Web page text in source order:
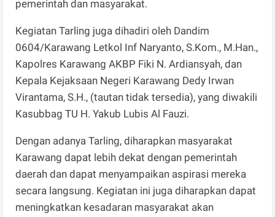
pemerintah dan masyarakat.
Kegiatan Tarling juga dihadiri oleh Dandim
0604/Karawang Letkol Inf Naryanto, S.Kom., M.Han.,
Kapolres Karawang AKBP Fiki N. Ardiansyah, dan
Kepala Kejaksaan Negeri Karawang Dedy Irwan
Virantama, S.H., (tautan tidak tersedia), yang diwakili
Kasubbag TU H. Yakub Lubis Al Fauzi.
Dengan adanya Tarling, diharapkan masyarakat
Karawang dapat lebih dekat dengan pemerintah
daerah dan dapat menyampaikan aspirasi mereka
secara langsung. Kegiatan ini juga diharapkan dapat
meningkatkan kesadaran masyarakat akan